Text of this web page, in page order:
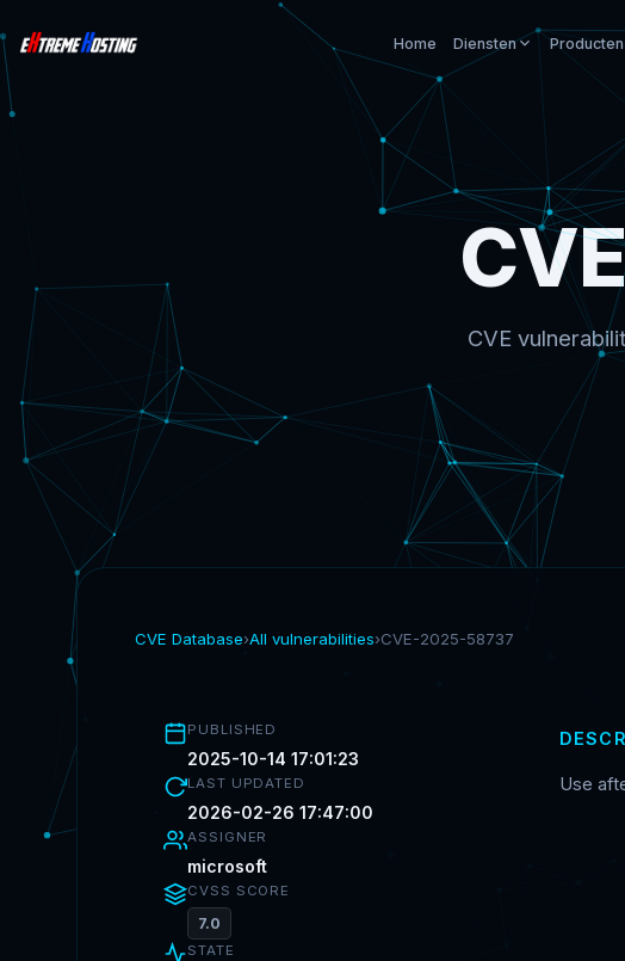
Home Diensten Producten
CVE
CVE Database›All vulnerabilities›CVE-2025-58737
PUBLISHED
2025-10-14 17:01:23
LAST UPDATED
2026-02-26 17:47:00
ASSIGNER
microsoft
CVSS SCORE
7.0
STATE
Use